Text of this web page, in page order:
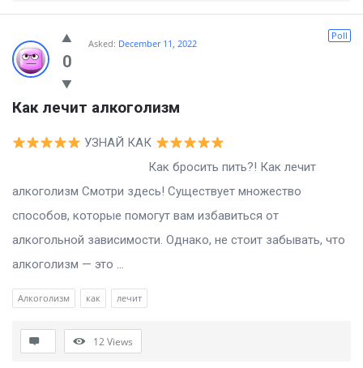
0
Poll
Asked: December 11, 2022
Как лечит алкоголизм
УЗНАЙ КАК
Как бросить пить?! Как лечит
алкоголизм Смотри здесь! Существует множество
способов, которые помогут вам избавиться от
алкогольной зависимости. Однако, не стоит забывать, что
алкоголизм — это ...
Алкоголизм как лечит
12Views